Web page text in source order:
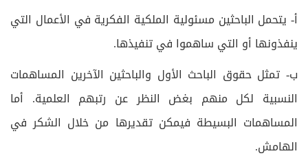
أ- يتحمل الباحثين مسئولية الملكية الفكرية في الأعمال التي
ينفذونها أو التي ساهموا في تنفيذها.
ب- تمثل حقوق الباحث الأول والباحثين الآخرين المساهمات
النسبية لكل منهم بغض النظر عن رتبهم العلمية. أما
المساهمات البسيطة فيمكن تقديرها من خلال الشكر في
الهامش.